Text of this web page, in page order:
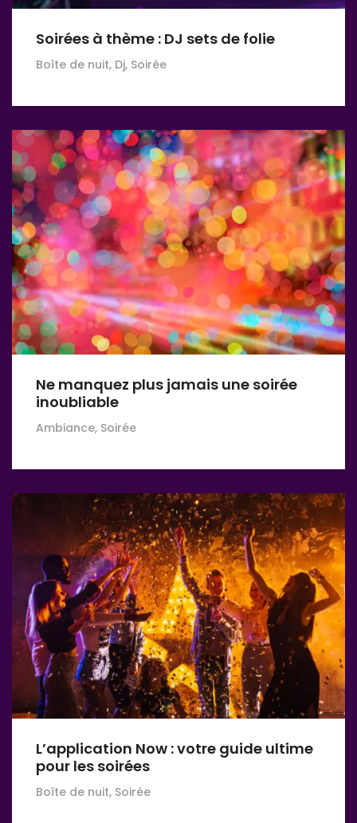
Soirées à thème : DJ sets de folie
Boîte de nuit, Dj, Soirée
Ne manquez plus jamais une soirée
inoubliable
Ambiance, Soirée
L’application Now : votre guide ultime
pour les soirées
Boîte de nuit, Soirée